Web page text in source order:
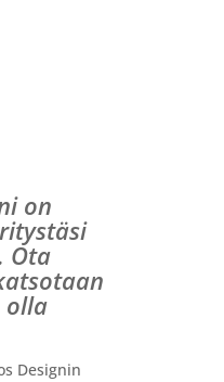
on
Ota
olla
Designin